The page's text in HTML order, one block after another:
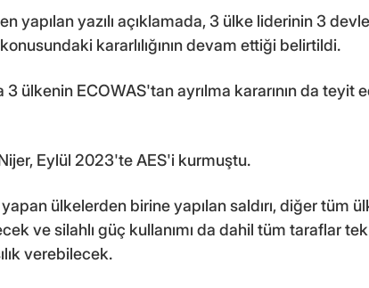
yapılan yazılı açıklamada, 3 ülke liderinin 3
kararlılığının devam ettiği belirtildi.
3 ülkenin ECOWAS'tan ayrılma kararının da teyit
Eylül 2023'te AES'i kurmuştu.
ülkelerden birine yapılan saldırı, diğer tüm
ve silahlı güç kullanımı da dahil tüm taraflar
verebilecek.